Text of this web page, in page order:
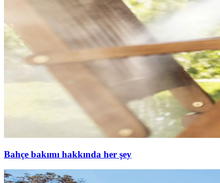
Bahçe bakımı hakkında her şey